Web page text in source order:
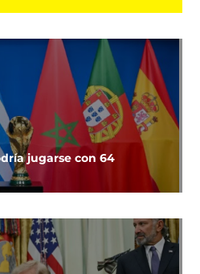
jugarse con 64